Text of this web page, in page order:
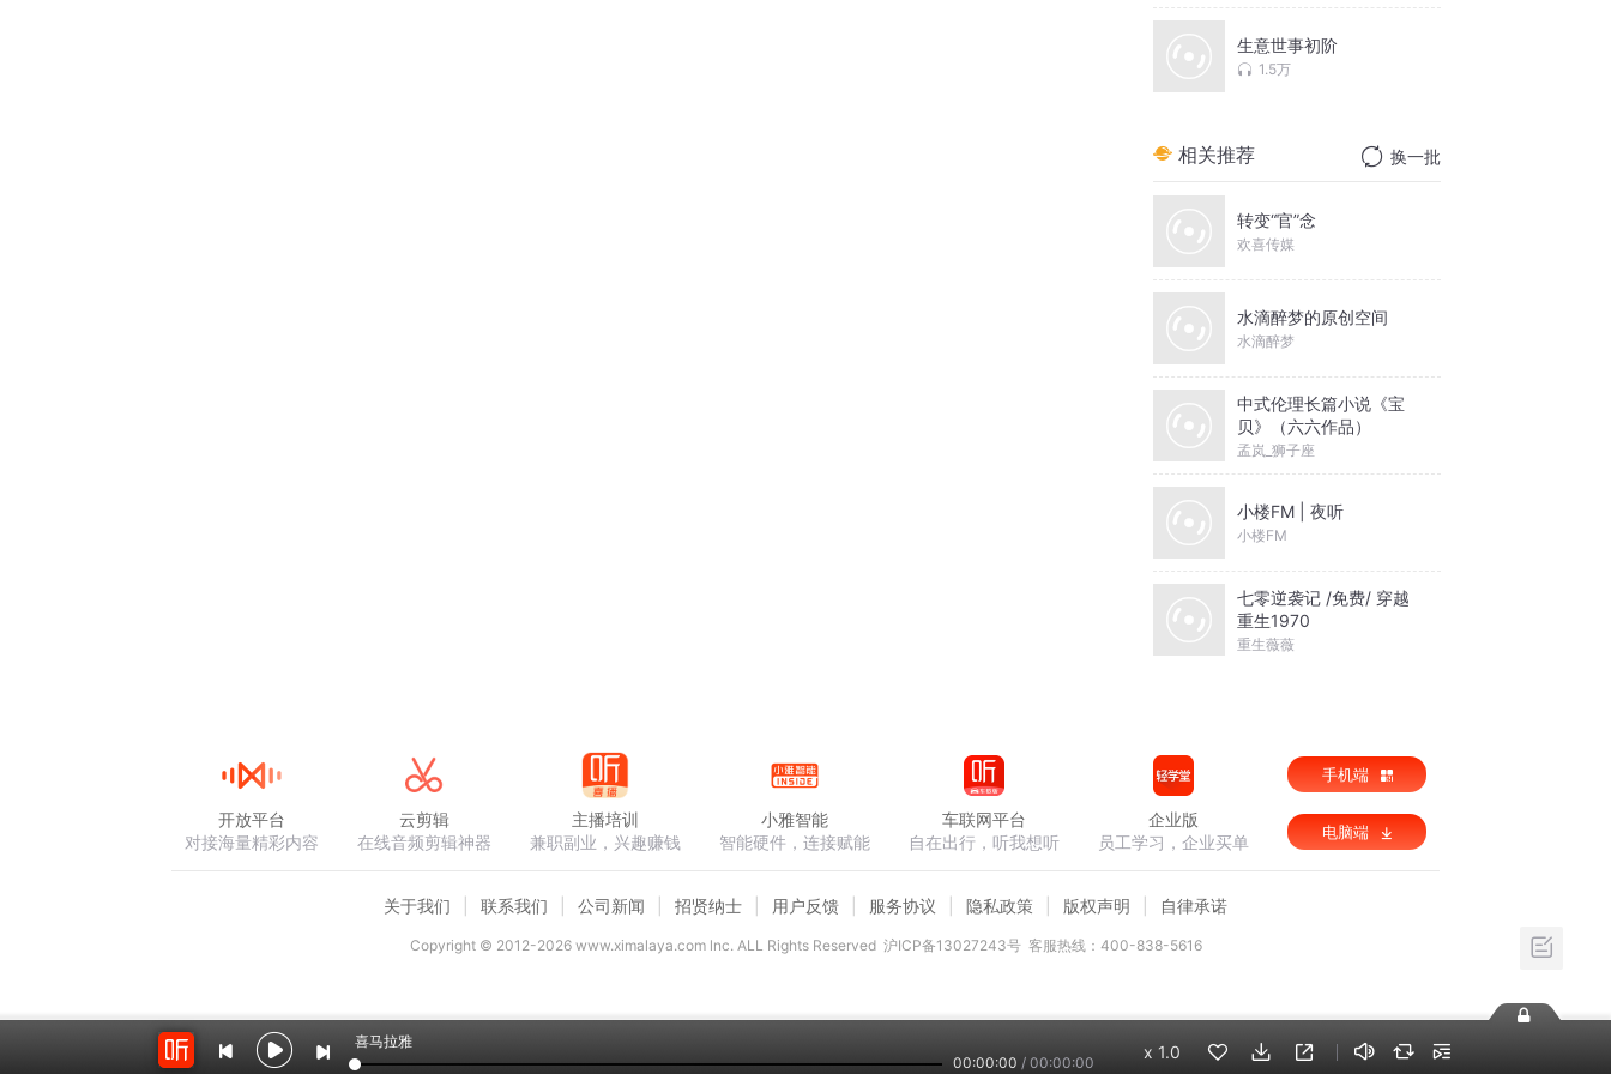
生意世事初阶
1.5万
相关推荐 换一批
转变“官”念
欢喜传媒
水滴醉梦的原创空间
水滴醉梦
中式伦理长篇小说《宝
贝》（六六作品）
孟岚_狮子座
小楼FM | 夜听
小楼FM
七零逆袭记 /免费/ 穿越
重生1970
重生薇薇
喜马拉雅
00:00:00 / 00:00:00
x 1.0
开放平台
对接海量精彩内容
云剪辑
在线音频剪辑神器
主播培训
兼职副业，兴趣赚钱
小雅智能
智能硬件，连接赋能
车联网平台
自在出行，听我想听
企业版
员工学习，企业买单
手机端
电脑端
关于我们 联系我们 公司新闻 招贤纳士 用户反馈 服务协议 隐私政策 版权声明 自律承诺
Copyright © 2012-2026www.ximalaya.com lnc. ALL Rights Reserved 沪ICP备13027243号 客服热线：400-838-5616